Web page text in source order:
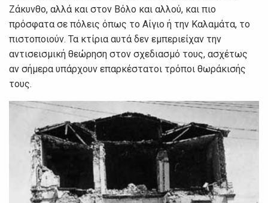
Ζάκυνθο, αλλά και στον Βόλο και αλλού, και πιο
πρόσφατα σε πόλεις όπως το Αίγιο ή την Καλαμάτα, το
πιστοποιούν. Τα κτίρια αυτά δεν εμπεριείχαν την
αντισεισμική θεώρηση στον σχεδιασμό τους, ασχέτως
αν σήμερα υπάρχουν επαρκέστατοι τρόποι θωράκισής
τους.